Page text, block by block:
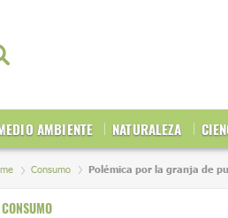
AMBIENTE NATURALEZA
Consumo Polémica por la granja de
CONSUMO